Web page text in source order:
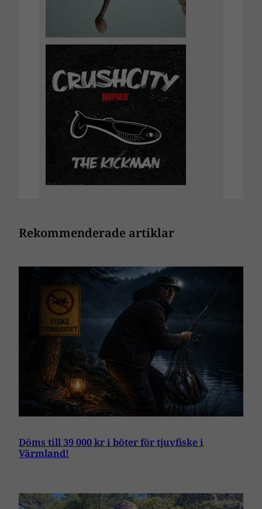
Rekommenderade artiklar
Döms till 39 000 kr i böter för tjuvfiske i
Värmland!